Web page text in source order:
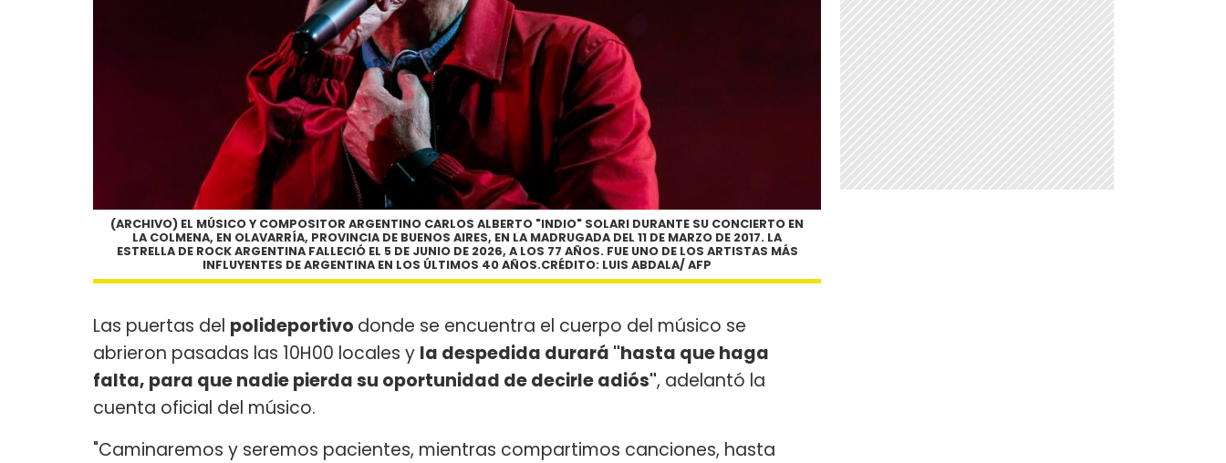
(ARCHIVO) EL MÚSICO Y COMPOSITOR ARGENTINO CARLOS ALBERTO "INDIO" SOLARI DURANTE SU CONCIERTO EN
LA COLMENA, EN OLAVARRÍA, PROVINCIA DE BUENOS AIRES, EN LA MADRUGADA DEL 11 DE MARZO DE 2017. LA
ESTRELLA DE ROCK ARGENTINA FALLECIÓ EL 5 DE JUNIO DE 2026, A LOS 77 AÑOS. FUE UNO DE LOS ARTISTAS MÁS
INFLUYENTES DE ARGENTINA EN LOS ÚLTIMOS 40 AÑOS.CRÉDITO: LUIS ABDALA/ AFP
Las puertas del polideportivo donde se encuentra el cuerpo del músico se
abrieron pasadas las 10H00 locales y la despedida durará "hasta que haga
falta, para que nadie pierda su oportunidad de decirle adiós", adelantó la
cuenta oficial del músico.
"Caminaremos y seremos pacientes, mientras compartimos canciones, hasta